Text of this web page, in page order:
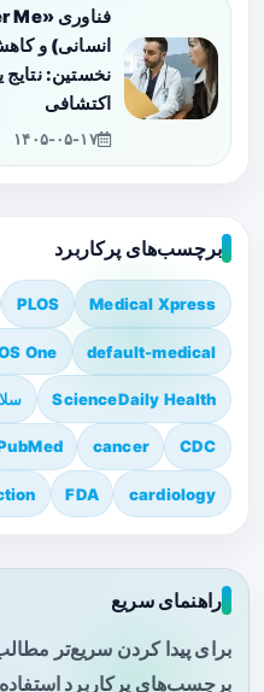
انسانی) و
نخستین:
اکتشافی
۱۴۰۵-۰۵-۱۷
برچسب‌های پرکاربرد
Medical Xpress
PLOS
default-medical
One
ScienceDaily Health
CDC
cancer
cardiology
FDA
راهنمای سریع
برای پیدا کردن سریع‌تر
برچسب‌های پرکاربرد استفاده